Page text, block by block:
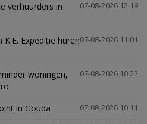
07-08-2026 12:19
verhuurders in
07-08-2026 11:01
Expeditie huren
07-08-2026 10:22
woningen,
07-08-2026 10:11
in Gouda